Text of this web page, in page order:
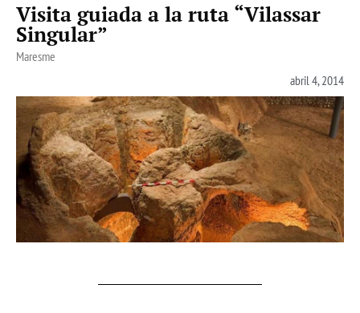
Visita guiada a la ruta “Vilassar
Singular”
Maresme
abril 4, 2014